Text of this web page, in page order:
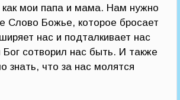
мои папа и мама. Нам нужно
Слово Божье, которое бросает
нас и подталкивает нас
сотворил нас быть. И также
знать, что за нас молятся